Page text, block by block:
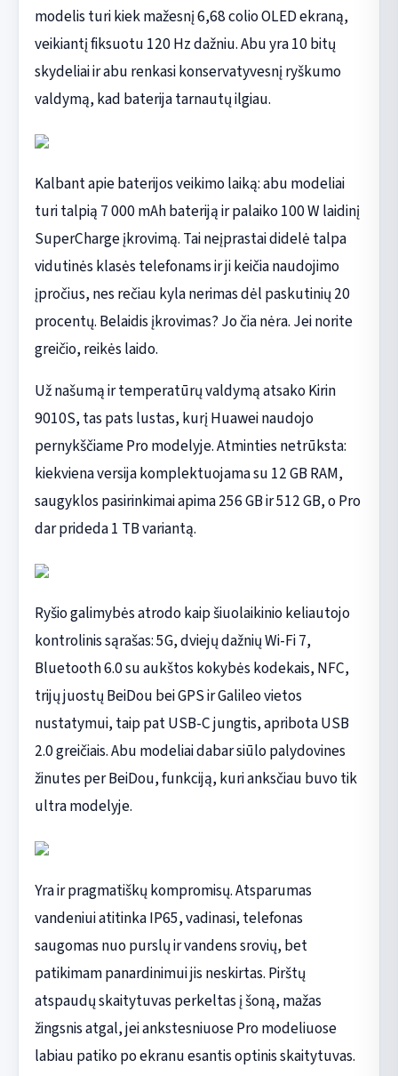
modelis turi kiek mažesnį 6,68 colio OLED ekraną,
veikiantį fiksuotu 120 Hz dažniu. Abu yra 10 bitų
skydeliai ir abu renkasi konservatyvesnį ryškumo
valdymą, kad baterija tarnautų ilgiau.
Kalbant apie baterijos veikimo laiką: abu modeliai
turi talpią 7 000 mAh bateriją ir palaiko 100 W laidinį
SuperCharge įkrovimą. Tai neįprastai didelė talpa
vidutinės klasės telefonams ir ji keičia naudojimo
įpročius, nes rečiau kyla nerimas dėl paskutinių 20
procentų. Belaidis įkrovimas? Jo čia nėra. Jei norite
greičio, reikės laido.
Už našumą ir temperatūrų valdymą atsako Kirin
9010S, tas pats lustas, kurį Huawei naudojo
pernykščiame Pro modelyje. Atminties netrūksta:
kiekviena versija komplektuojama su 12 GB RAM,
saugyklos pasirinkimai apima 256 GB ir 512 GB, o Pro
dar prideda 1 TB variantą.
Ryšio galimybės atrodo kaip šiuolaikinio keliautojo
kontrolinis sąrašas: 5G, dviejų dažnių Wi-Fi 7,
Bluetooth 6.0 su aukštos kokybės kodekais, NFC,
trijų juostų BeiDou bei GPS ir Galileo vietos
nustatymui, taip pat USB-C jungtis, apribota USB
2.0 greičiais. Abu modeliai dabar siūlo palydovines
žinutes per BeiDou, funkciją, kuri anksčiau buvo tik
ultra modelyje.
Yra ir pragmatiškų kompromisų. Atsparumas
vandeniui atitinka IP65, vadinasi, telefonas
saugomas nuo purslų ir vandens srovių, bet
patikimam panardinimui jis neskirtas. Pirštų
atspaudų skaitytuvas perkeltas į šoną, mažas
žingsnis atgal, jei ankstesniuose Pro modeliuose
labiau patiko po ekranu esantis optinis skaitytuvas.